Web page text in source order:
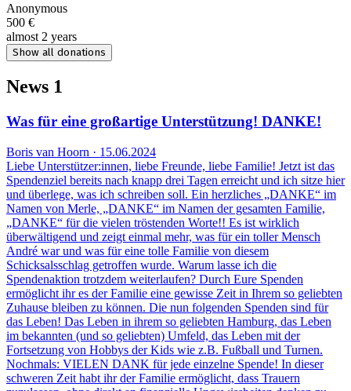
Anonymous
500 €
almost 2 years
Show all donations
News 1
Was für eine großartige Unterstützung! DANKE!
Boris van Hoorn · 15.06.2024
Liebe Unterstützer:innen, liebe Freunde, liebe Familie! Jetzt ist das
Spendenziel bereits nach knapp drei Tagen erreicht und ich sitze hier
und überlege, was ich schreiben soll. Ein herzliches „DANKE“ im
Namen von Merle, „DANKE“ im Namen der gesamten Familie,
„DANKE“ für die vielen tröstenden Worte!! Es ist wirklich
überwältigend und zeigt einmal mehr, was für ein toller Mensch
André war und was für eine tolle Familie von diesem
Schicksalsschlag getroffen wurde. Warum lasse ich die
Spendenaktion trotzdem weiterlaufen? Durch Eure Spenden
ermöglicht ihr es der Familie eine gewisse Zeit in Ihrem so geliebten
Zuhause bleiben zu können. Die nun folgenden Spenden sind für
das Leben! Das Leben in ihrem so geliebten Hamburg, das Leben
im bekannten (und so geliebten) Umfeld, das Leben mit der
Fortsetzung von Hobbys der Kids wie z.B. Fußball und Turnen.
Nochmals: VIELEN DANK für jede einzelne Spende! In dieser
schweren Zeit habt ihr der Familie ermöglicht, dass Trauern